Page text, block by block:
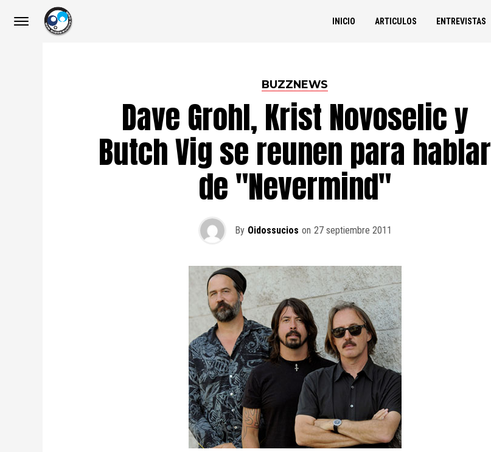
INICIO ARTICULOS ENTREVISTAS
BUZZNEWS
Dave Grohl, Krist Novoselic y
Butch Vig se reunen para hablar
de "Nevermind"
By Oidossucios on 27 septiembre 2011